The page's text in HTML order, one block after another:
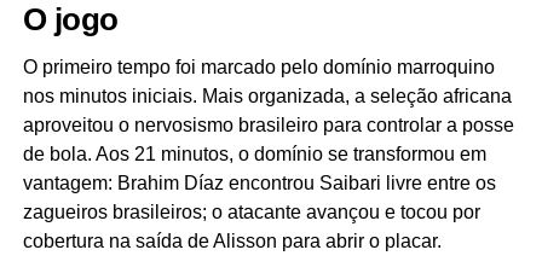
O jogo
O primeiro tempo foi marcado pelo domínio marroquino
nos minutos iniciais. Mais organizada, a seleção africana
aproveitou o nervosismo brasileiro para controlar a posse
de bola. Aos 21 minutos, o domínio se transformou em
vantagem: Brahim Díaz encontrou Saibari livre entre os
zagueiros brasileiros; o atacante avançou e tocou por
cobertura na saída de Alisson para abrir o placar.